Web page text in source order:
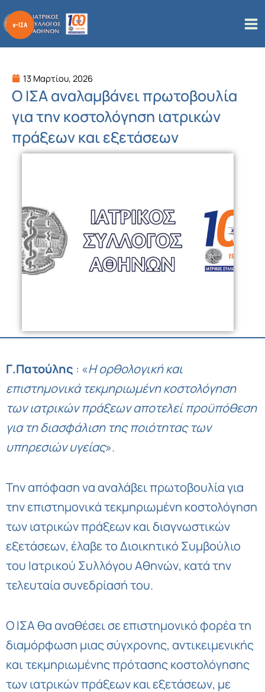
στο
περιεχόμενο
13 Μαρτίου, 2026
Ο ΙΣΑ αναλαμβάνει πρωτοβουλία
για την κοστολόγηση ιατρικών
πράξεων και εξετάσεων
Γ.Πατούλης : «Η ορθολογική και
επιστημονικά τεκμηριωμένη κοστολόγηση
των ιατρικών πράξεων αποτελεί προϋπόθεση
για τη διασφάλιση της ποιότητας των
υπηρεσιών υγείας».
Την απόφαση να αναλάβει πρωτοβουλία για
την επιστημονικά τεκμηριωμένη κοστολόγηση
των ιατρικών πράξεων και διαγνωστικών
εξετάσεων, έλαβε το Διοικητικό Συμβούλιο
του Ιατρικού Συλλόγου Αθηνών, κατά την
τελευταία συνεδρίασή του.
Ο ΙΣΑ θα αναθέσει σε επιστημονικό φορέα τη
διαμόρφωση μιας σύγχρονης, αντικειμενικής
και τεκμηριωμένης πρότασης κοστολόγησης
των ιατρικών πράξεων και εξετάσεων, με